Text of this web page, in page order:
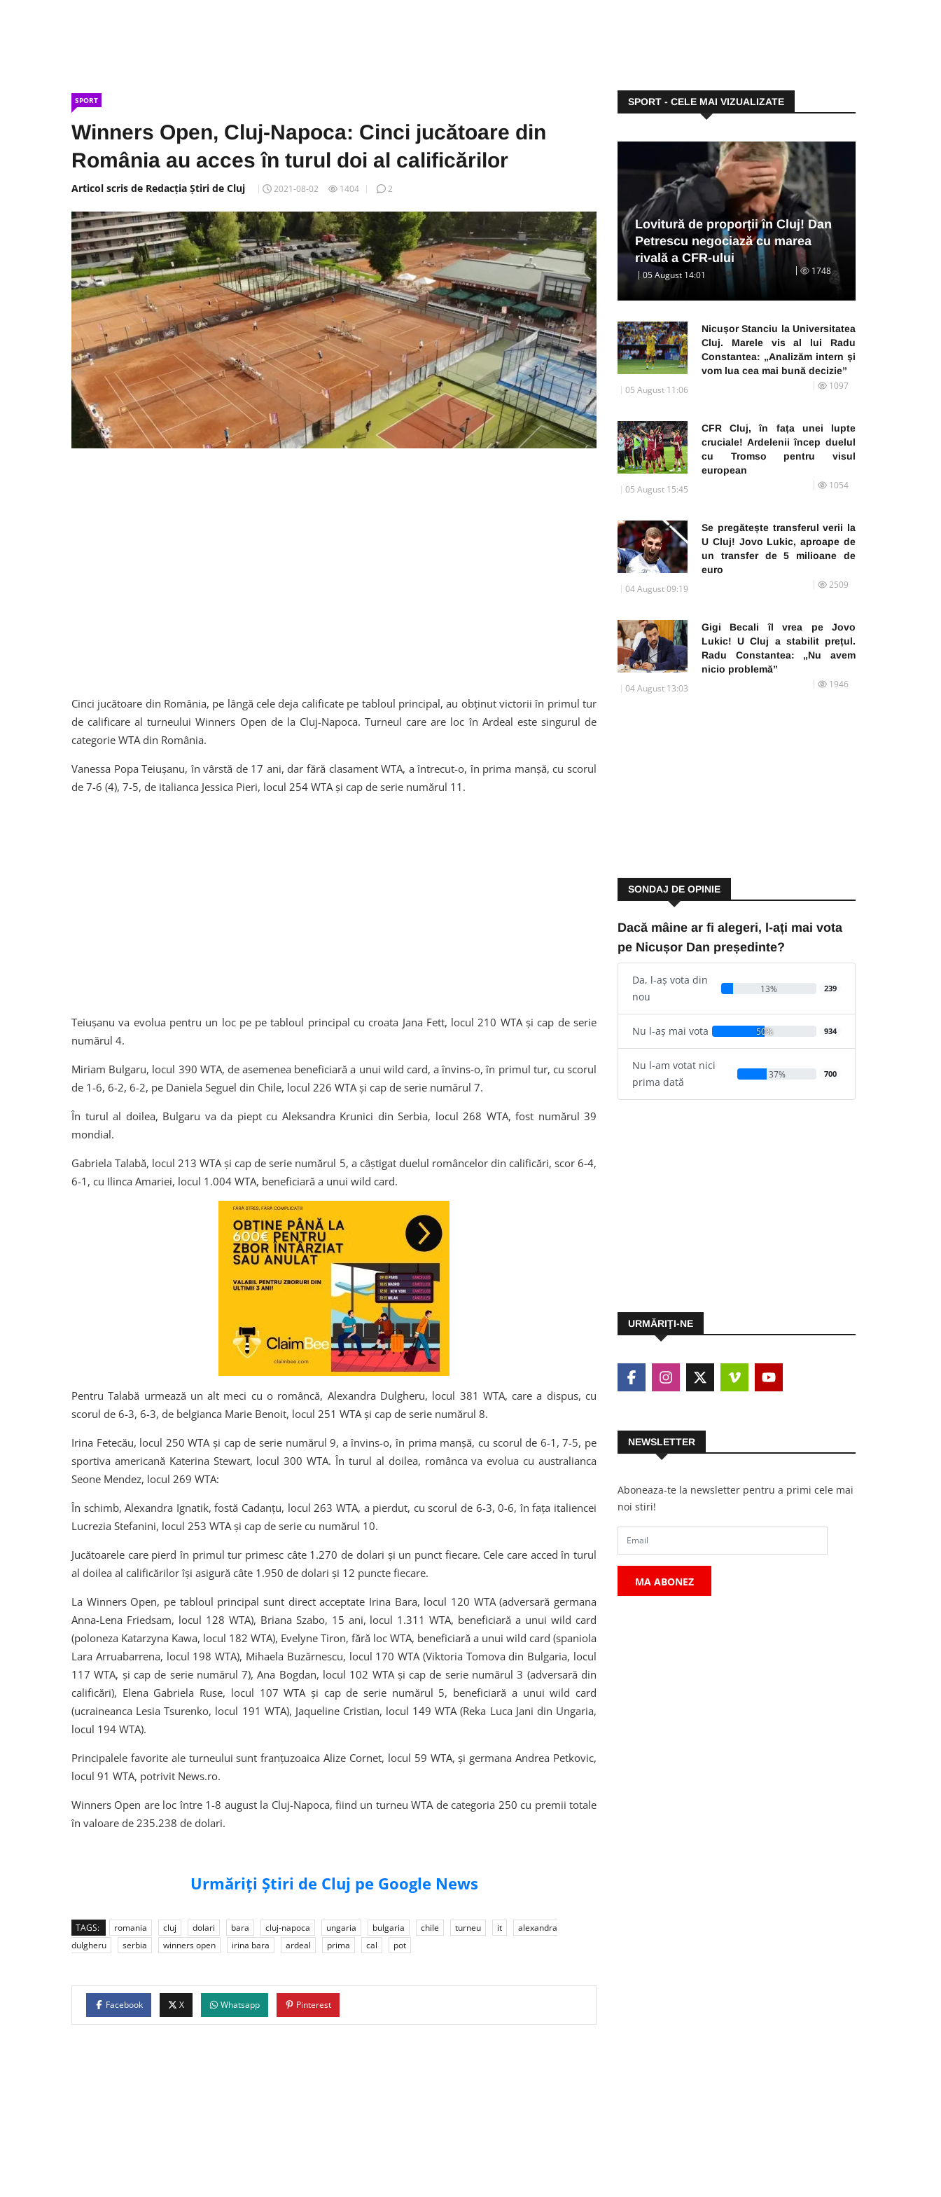
SPORT
Winners Open, Cluj-Napoca: Cinci jucătoare din
România au acces în turul doi al calificărilor
Articol scris de Redacția Știri de Cluj 2021-08-02 1404 2
Cinci jucătoare din România, pe lângă cele deja calificate pe tabloul principal, au obținut victorii în primul tur
de calificare al turneului Winners Open de la Cluj-Napoca. Turneul care are loc în Ardeal este singurul de
categorie WTA din România.
Vanessa Popa Teiușanu, în vârstă de 17 ani, dar fără clasament WTA, a întrecut-o, în prima manșă, cu scorul
de 7-6 (4), 7-5, de italianca Jessica Pieri, locul 254 WTA și cap de serie numărul 11.
Teiușanu va evolua pentru un loc pe pe tabloul principal cu croata Jana Fett, locul 210 WTA și cap de serie
numărul 4.
Miriam Bulgaru, locul 390 WTA, de asemenea beneficiară a unui wild card, a învins-o, în primul tur, cu scorul
de 1-6, 6-2, 6-2, pe Daniela Seguel din Chile, locul 226 WTA și cap de serie numărul 7.
În turul al doilea, Bulgaru va da piept cu Aleksandra Krunici din Serbia, locul 268 WTA, fost numărul 39
mondial.
Gabriela Talabă, locul 213 WTA și cap de serie numărul 5, a câștigat duelul româncelor din calificări, scor 6-4,
6-1, cu Ilinca Amariei, locul 1.004 WTA, beneficiară a unui wild card.
Pentru Talabă urmează un alt meci cu o româncă, Alexandra Dulgheru, locul 381 WTA, care a dispus, cu
scorul de 6-3, 6-3, de belgianca Marie Benoit, locul 251 WTA și cap de serie numărul 8.
Irina Fetecău, locul 250 WTA și cap de serie numărul 9, a învins-o, în prima manșă, cu scorul de 6-1, 7-5, pe
sportiva americană Katerina Stewart, locul 300 WTA. În turul al doilea, românca va evolua cu australianca
Seone Mendez, locul 269 WTA:
În schimb, Alexandra Ignatik, fostă Cadanțu, locul 263 WTA, a pierdut, cu scorul de 6-3, 0-6, în fața italiencei
Lucrezia Stefanini, locul 253 WTA și cap de serie cu numărul 10.
Jucătoarele care pierd în primul tur primesc câte 1.270 de dolari și un punct fiecare. Cele care acced în turul
al doilea al calificărilor își asigură câte 1.950 de dolari și 12 puncte fiecare.
La Winners Open, pe tabloul principal sunt direct acceptate Irina Bara, locul 120 WTA (adversară germana
Anna-Lena Friedsam, locul 128 WTA), Briana Szabo, 15 ani, locul 1.311 WTA, beneficiară a unui wild card
(poloneza Katarzyna Kawa, locul 182 WTA), Evelyne Tiron, fără loc WTA, beneficiară a unui wild card (spaniola
Lara Arruabarrena, locul 198 WTA), Mihaela Buzărnescu, locul 170 WTA (Viktoria Tomova din Bulgaria, locul
117 WTA, și cap de serie numărul 7), Ana Bogdan, locul 102 WTA și cap de serie numărul 3 (adversară din
calificări), Elena Gabriela Ruse, locul 107 WTA și cap de serie numărul 5, beneficiară a unui wild card
(ucraineanca Lesia Tsurenko, locul 191 WTA), Jaqueline Cristian, locul 149 WTA (Reka Luca Jani din Ungaria,
locul 194 WTA).
Principalele favorite ale turneului sunt franțuzoaica Alize Cornet, locul 59 WTA, și germana Andrea Petkovic,
locul 91 WTA, potrivit News.ro.
Winners Open are loc între 1-8 august la Cluj-Napoca, fiind un turneu WTA de categoria 250 cu premii totale
în valoare de 235.238 de dolari.
Urmăriți Știri de Cluj pe Google News
TAGS: romania cluj dolari bara cluj-napoca ungaria bulgaria chile turneu it
alexandra
dulgheru
serbia winners open irina bara ardeal prima cal pot
Facebook X Whatsapp Pinterest
SPORT - CELE MAI VIZUALIZATE
Lovitură de proporții în Cluj! Dan
Petrescu negociază cu marea
rivală a CFR-ului
05 August 14:01 1748
Nicușor Stanciu la Universitatea
Cluj. Marele vis al lui Radu
Constantea: „Analizăm intern și
vom lua cea mai bună decizie”
05 August 11:06 1097
CFR Cluj, în fața unei lupte
cruciale! Ardelenii încep duelul
cu Tromso pentru visul
european
05 August 15:45 1054
Se pregătește transferul verii la
U Cluj! Jovo Lukic, aproape de
un transfer de 5 milioane de
euro
04 August 09:19 2509
Gigi Becali îl vrea pe Jovo
Lukic! U Cluj a stabilit prețul.
Radu Constantea: „Nu avem
nicio problemă”
04 August 13:03 1946
SONDAJ DE OPINIE
Dacă mâine ar fi alegeri, l-ați mai vota
pe Nicușor Dan președinte?
Da, l-aș vota din
nou
13% 239
Nu l-aș mai vota 50% 934
Nu l-am votat nici
prima dată
37% 700
URMĂRIŢI-NE
NEWSLETTER
Aboneaza-te la newsletter pentru a primi cele mai
noi stiri!
MA ABONEZ